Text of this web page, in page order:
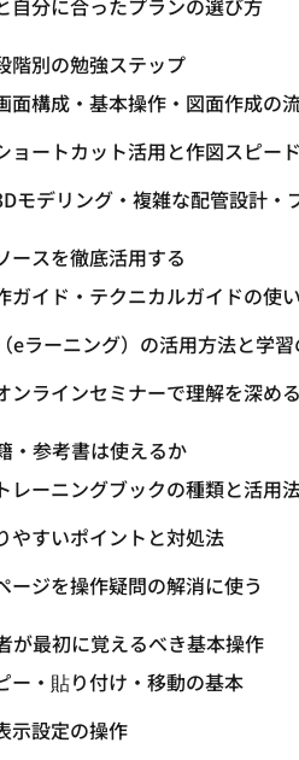
自分に合ったプランの選び方
階別の勉強ステップ
面構成・基本操作・図面作成の
ョートカット活用と作図スピー
モデリング・複雑な配管設計・
ースを徹底活用する
ガイド・テクニカルガイドの使
eラーニング）の活用方法と学
ンラインセミナーで理解を深める
・参考書は使えるか
レーニングブックの種類と活用
やすいポイントと対処法
ージを操作疑問の解消に使う
が最初に覚えるべき基本操作
ー・貼り付け・移動の基本
示設定の操作